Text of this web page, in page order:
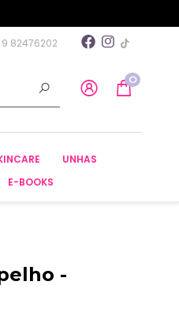
9 82476202
0
UNHAS
E-BOOKS
-